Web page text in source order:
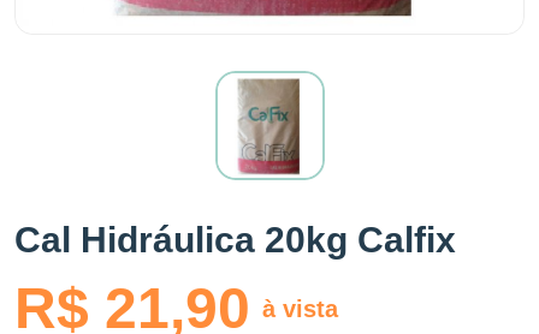
Cal Hidráulica 20kg Calfix
R$ 21,90 à vista